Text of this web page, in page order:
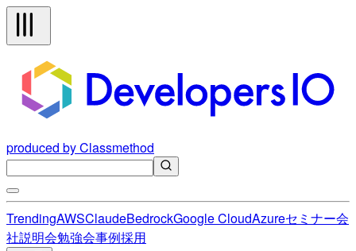
produced by Classmethod
TrendingAWSClaudeBedrockGoogle CloudAzureセミナー会
社説明会勉強会事例採用